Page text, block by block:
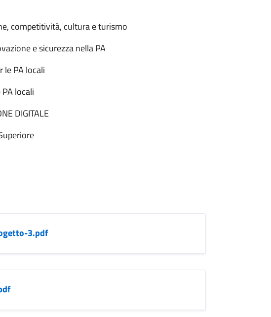
competitività, cultura e turismo
e sicurezza nella PA
le PA locali
locali
DIGITALE
3.pdf